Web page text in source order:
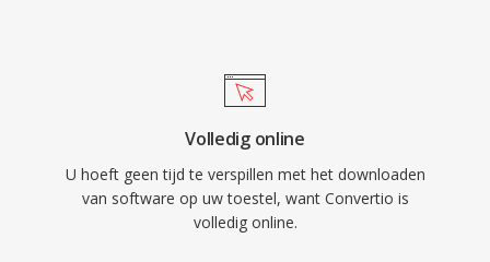
Volledig online
U hoeft geen tijd te verspillen met het downloaden
van software op uw toestel, want Convertio is
volledig online.